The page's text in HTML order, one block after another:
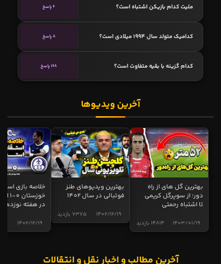
ملیت کدام بازیکن اشتباه است؟ 6 پاسخ
کدامیک متولد سال 1994 میلادی است؟ 8 پاسخ
کدام گزینه با بقیه متفاوت است؟ 168 پاسخ
آخرین ویدیوها
بهترین گل های از راه
دور؛ از سوپرگل کریمی
تا اشتباه رحمتی
14814 بازدید 1403/01/19
بهترین ویدیوهای طنز
فوتبالی در سال 1402
7375 بازدید 1402/12/19
خلاصه بازی
در هفته نوزدهم
1402/12/19
آخرین مطالب و اخبار نقل و انتقالات